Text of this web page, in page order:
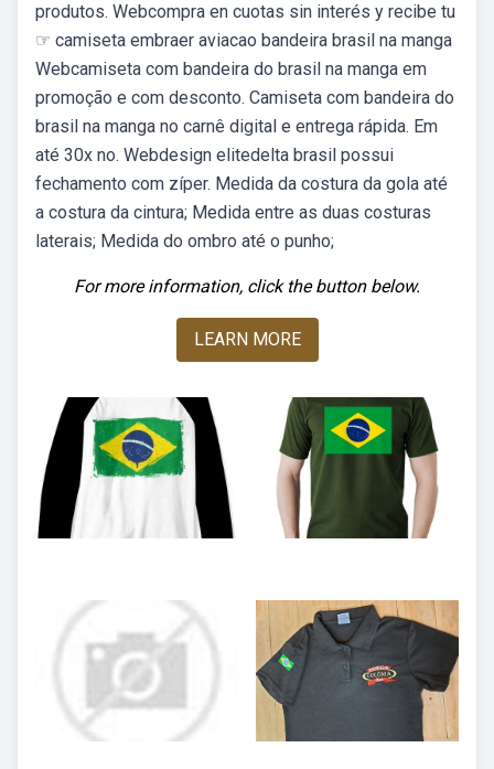
produtos. Webcompra en cuotas sin interés y recibe tu
☞ camiseta embraer aviacao bandeira brasil na manga
Webcamiseta com bandeira do brasil na manga em
promoção e com desconto. Camiseta com bandeira do
brasil na manga no carnê digital e entrega rápida. Em
até 30x no. Webdesign elitedelta brasil possui
fechamento com zíper. Medida da costura da gola até
a costura da cintura; Medida entre as duas costuras
laterais; Medida do ombro até o punho;
For more information, click the button below.
LEARN MORE